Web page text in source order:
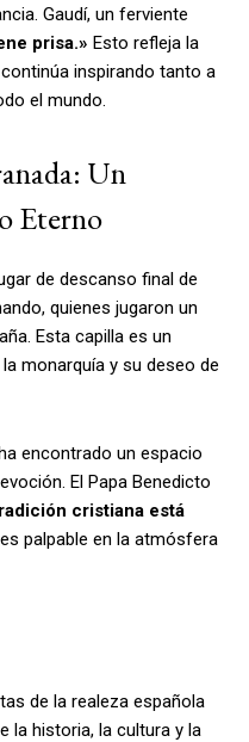
Gaudí, un ferviente
prisa.» Esto refleja la
inspirando tanto a
el mundo.
Un
Eterno
de descanso final de
quienes jugaron un
Esta capilla es un
monarquía y su deseo de
encontrado un espacio
El Papa Benedicto
cristiana está
palpable en la atmósfera
de la realeza española
la historia, la cultura y la